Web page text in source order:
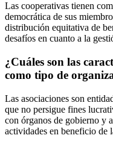
Las cooperativas tienen
democrática de sus
distribución equitativa de
desafíos en cuanto a la
¿Cuáles son las
como tipo de
Las asociaciones son
que no persigue fines
con órganos de gobierno y
actividades en beneficio de